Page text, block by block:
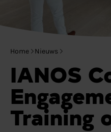
Home Nieuws
IANOS
Training